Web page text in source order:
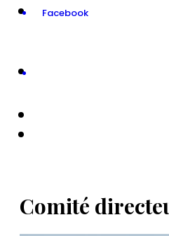
Facebook
Comité